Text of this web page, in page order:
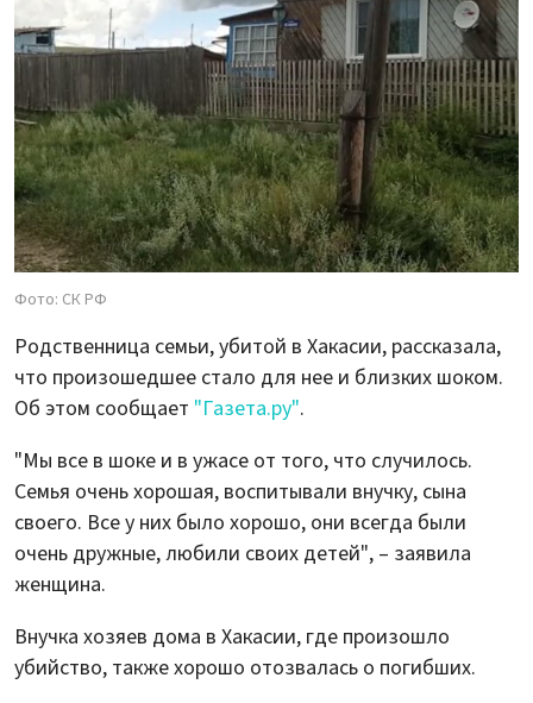
Фото: СК РФ
Родственница семьи, убитой в Хакасии, рассказала,
что произошедшее стало для нее и близких шоком.
Об этом сообщает "Газета.ру".
"Мы все в шоке и в ужасе от того, что случилось.
Семья очень хорошая, воспитывали внучку, сына
своего. Все у них было хорошо, они всегда были
очень дружные, любили своих детей", – заявила
женщина.
Внучка хозяев дома в Хакасии, где произошло
убийство, также хорошо отозвалась о погибших.